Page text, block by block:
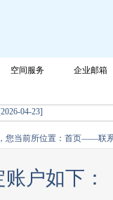
空间服务 企业邮箱
04-23]
您当前所位置： 首页——联
户如下：